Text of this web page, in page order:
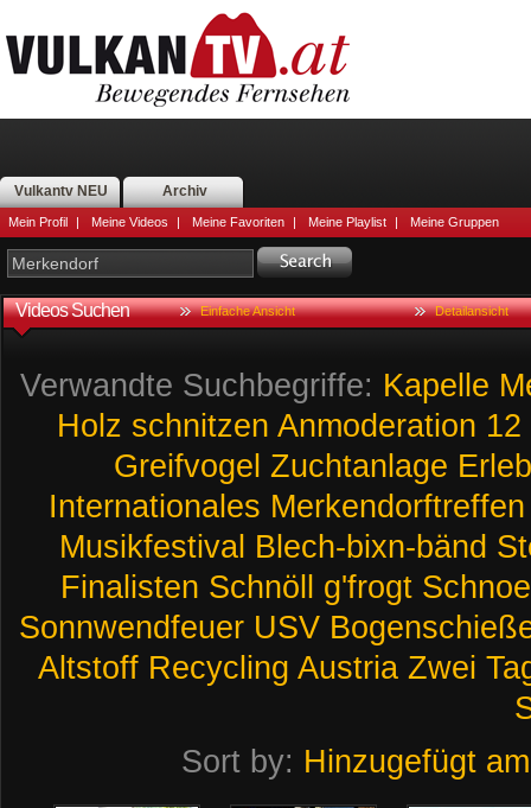
Vulkantv NEU Archiv
Mein Profil | Meine Videos | Meine Favoriten | Meine Playlist | Meine Gruppen
Videos Suchen Einfache Ansicht Detailansicht
Verwandte Suchbegriffe: Kapelle
Holz schnitzen Anmoderation 12
Greifvogel Zuchtanlage
Internationales Merkendorftreffen
Musikfestival Blech-bixn-bänd
Finalisten Schnöll g'frogt
Sonnwendfeuer USV
Altstoff Recycling Austria Zwei
Sort by: Hinzugefügt am